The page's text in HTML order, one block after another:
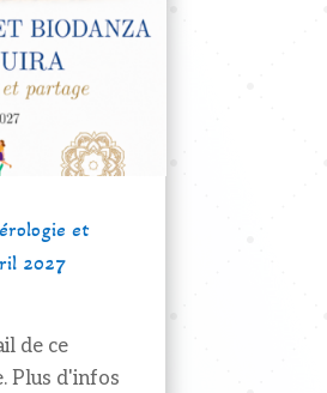
et
2027
de ce
Plus d'infos